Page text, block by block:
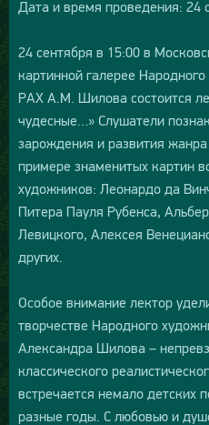
Дата и время проведения: 24
24 сентября в 15:00 в
картинной галерее
РАХ А.М. Шилова состоится
чудесные…» Слушатели
зарождения и развития жанра
примере знаменитых картин
художников: Леонардо да
Питера Пауля Рубенса,
Левицкого, Алексея
других.
Особое внимание лектор
творчестве Народного
Александра Шилова –
классического
встречается немало детских
разные годы. С любовью и